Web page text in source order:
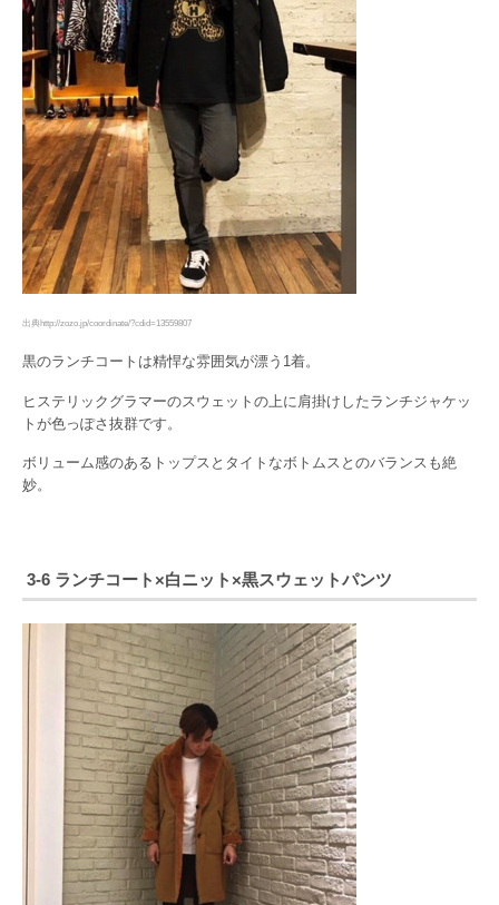
出典http://zozo.jp/coordinate/?cdid=13559807
黒のランチコートは精悍な雰囲気が漂う1着。
ヒステリックグラマーのスウェットの上に肩掛けしたランチジャケッ
トが色っぽさ抜群です。
ボリューム感のあるトップスとタイトなボトムスとのバランスも絶
妙。
3-6 ランチコート×白ニット×黒スウェットパンツ